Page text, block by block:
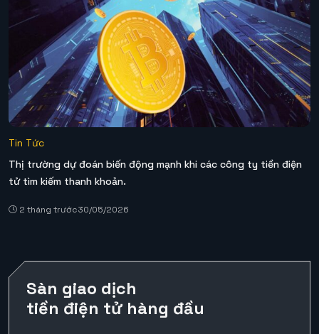
Tin Tức
Thị trường dự đoán biến động mạnh khi các công ty tiền điện
tử tìm kiếm thanh khoản.
2 tháng trước30/05/2026
Sàn giao dịch
tiền điện tử hàng đầu